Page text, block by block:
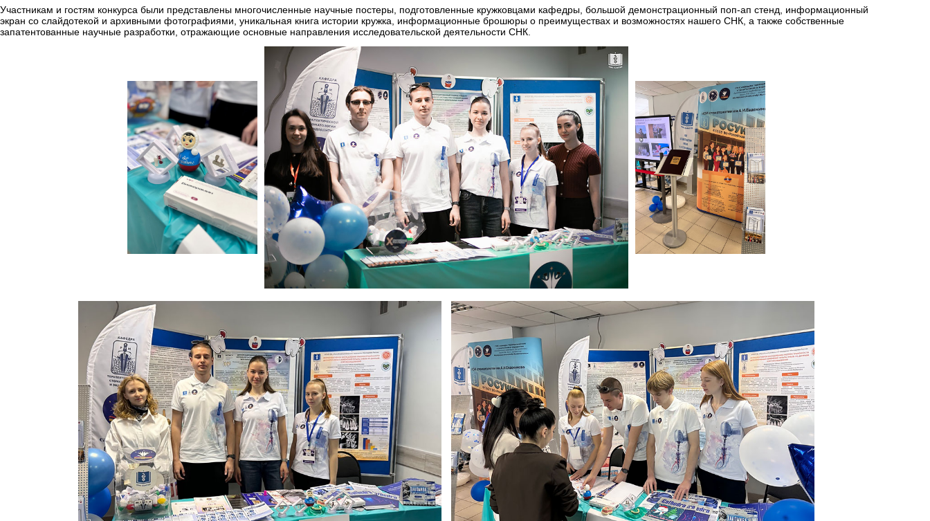
Участникам и гостям конкурса были представлены многочисленные научные постеры, подготовленные кружковцами кафедры, большой демонстрационный поп-ап стенд, информационный
экран со слайдотекой и архивными фотографиями, уникальная книга истории кружка, информационные брошюры о преимуществах и возможностях нашего СНК, а также собственные
запатентованные научные разработки, отражающие основные направления исследовательской деятельности СНК.